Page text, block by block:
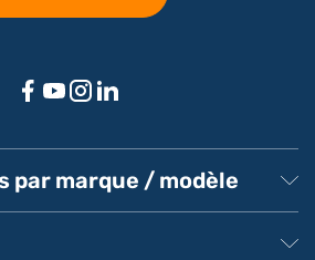
par marque / modèle